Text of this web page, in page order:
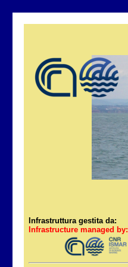
Infrastruttura gestita da:
Infrastructure managed by: